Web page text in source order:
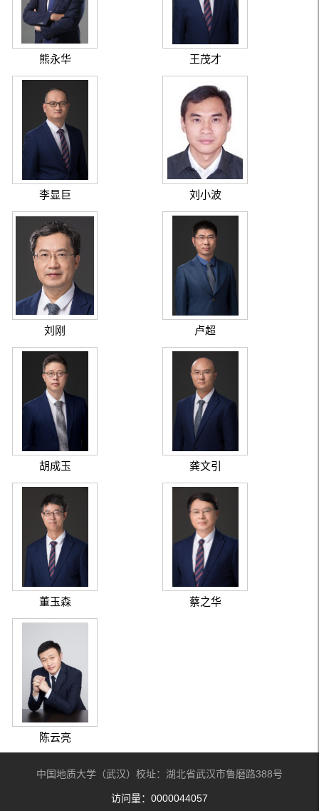
熊永华 王茂才
李显巨 刘小波
刘刚 卢超
胡成玉 龚文引
董玉森 蔡之华
陈云亮
中国地质大学（武汉）校址：湖北省武汉市鲁磨路388号
访问量： 0000044057